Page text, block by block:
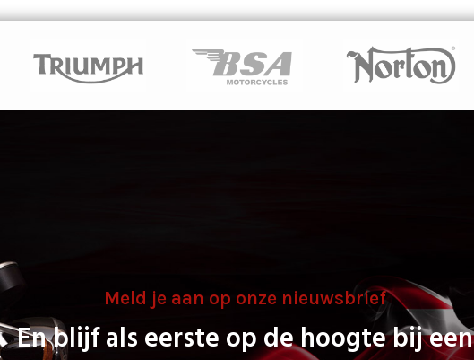
Meld je aan op onze nieuwsbrief
En blijf als eerste op de hoogte bij een